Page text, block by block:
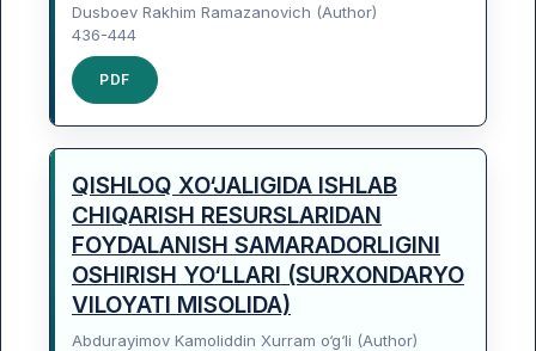
Dusboev Rakhim Ramazanovich (Author)
436-444
PDF
QISHLOQ XO‘JALIGIDA ISHLAB
CHIQARISH RESURSLARIDAN
FOYDALANISH SAMARADORLIGINI
OSHIRISH YO‘LLARI (SURXONDARYO
VILOYATI MISOLIDA)
Abdurayimov Kamoliddin Xurram o‘g‘li (Author)